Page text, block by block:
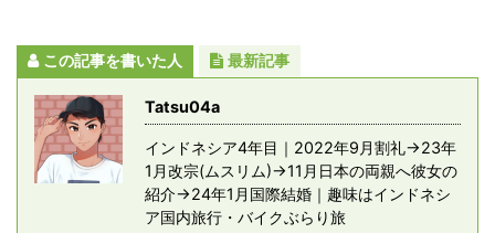
この記事を書いた人 最新記事
Tatsu04a
インドネシア4年目｜2022年9月割礼→23年
1月改宗(ムスリム)→11月日本の両親へ彼女の
紹介→24年1月国際結婚｜趣味はインドネシ
ア国内旅行・バイクぶらり旅